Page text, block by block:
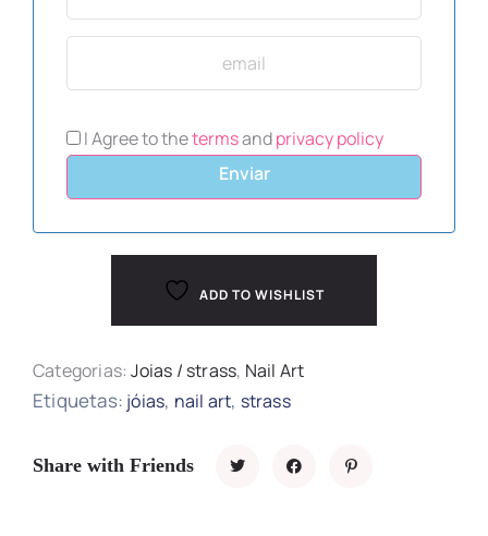
I Agree to thetermsandprivacy policy
Enviar
ADD TO WISHLIST
Categorias:Joias / strass, Nail Art
Etiquetas: jóias, nail art, strass
Share with Friends